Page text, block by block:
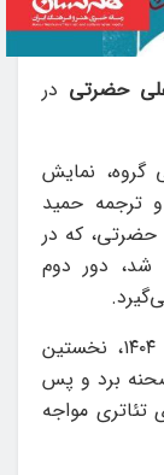
حضرتی در
گروه، نمایش
و ترجمه حمید
حضرتی، که در
شد، دور دوم
این نمایش در دور نخست از هفدهم دی‌ ۱۴۰۴، نخستین
صحنه برد و پس
تئاتری مواجه